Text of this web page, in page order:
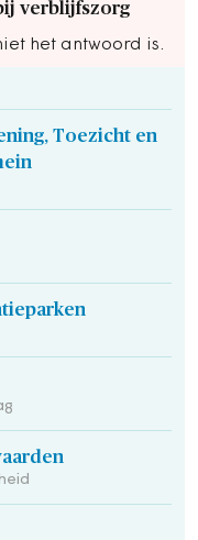
verblijfszorg
het antwoord is.
Toezicht en